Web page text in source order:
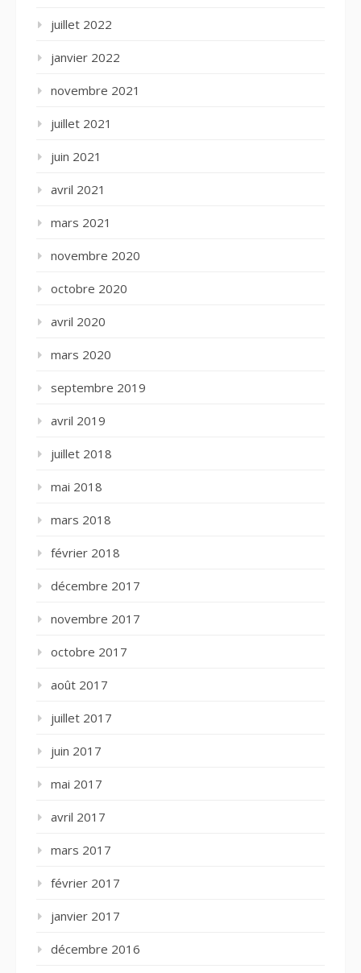
juillet 2022
janvier 2022
novembre 2021
juillet 2021
juin 2021
avril 2021
mars 2021
novembre 2020
octobre 2020
avril 2020
mars 2020
septembre 2019
avril 2019
juillet 2018
mai 2018
mars 2018
février 2018
décembre 2017
novembre 2017
octobre 2017
août 2017
juillet 2017
juin 2017
mai 2017
avril 2017
mars 2017
février 2017
janvier 2017
décembre 2016